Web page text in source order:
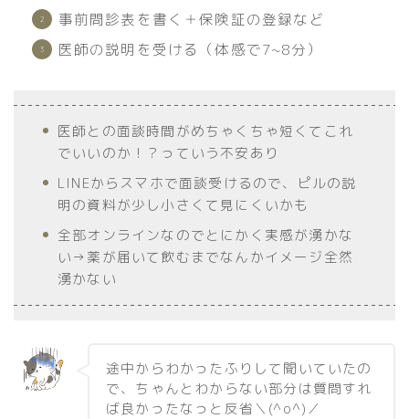
事前問診表を書く＋保険証の登録など
医師の説明を受ける（体感で7~8分）
医師との面談時間がめちゃくちゃ短くてこれ
でいいのか！？っていう不安あり
LINEからスマホで面談受けるので、ピルの説
明の資料が少し小さくて見にくいかも
全部オンラインなのでとにかく実感が湧かな
い→薬が届いて飲むまでなんかイメージ全然
湧かない
途中からわかったふりして聞いていたの
で、ちゃんとわからない部分は質問すれ
ば良かったなっと反省＼(^o^)／